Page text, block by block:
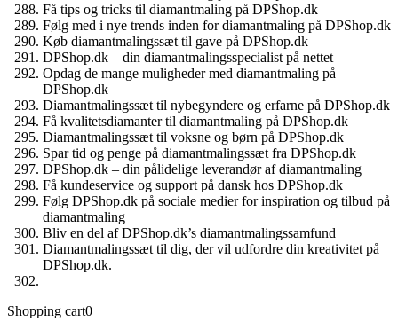
Få tips og tricks til diamantmaling på DPShop.dk
Følg med i nye trends inden for diamantmaling på DPShop.dk
Køb diamantmalingssæt til gave på DPShop.dk
DPShop.dk – din diamantmalingsspecialist på nettet
Opdag de mange muligheder med diamantmaling på
DPShop.dk
Diamantmalingssæt til nybegyndere og erfarne på DPShop.dk
Få kvalitetsdiamanter til diamantmaling på DPShop.dk
Diamantmalingssæt til voksne og børn på DPShop.dk
Spar tid og penge på diamantmalingssæt fra DPShop.dk
DPShop.dk – din pålidelige leverandør af diamantmaling
Få kundeservice og support på dansk hos DPShop.dk
Følg DPShop.dk på sociale medier for inspiration og tilbud på
diamantmaling
Bliv en del af DPShop.dk’s diamantmalingssamfund
Diamantmalingssæt til dig, der vil udfordre din kreativitet på
DPShop.dk.
Shopping cart0